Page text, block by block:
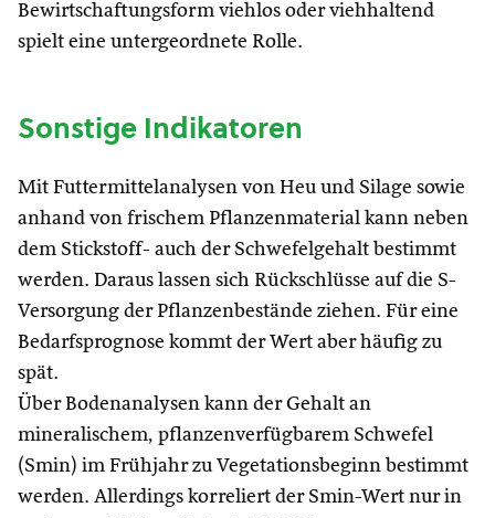
Bewirtschaftungsform viehlos oder viehhaltend
spielt eine untergeordnete Rolle.
Sonstige Indikatoren
Mit Futtermittelanalysen von Heu und Silage sowie
anhand von frischem Pflanzenmaterial kann neben
dem Stickstoff- auch der Schwefelgehalt bestimmt
werden. Daraus lassen sich Rückschlüsse auf die S-
Versorgung der Pflanzenbestände ziehen. Für eine
Bedarfsprognose kommt der Wert aber häufig zu
spät.
Über Bodenanalysen kann der Gehalt an
mineralischem, pflanzenverfügbarem Schwefel
(Smin) im Frühjahr zu Vegetationsbeginn bestimmt
werden. Allerdings korreliert der Smin-Wert nur in